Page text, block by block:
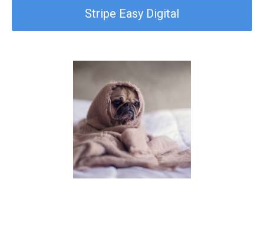
Stripe Easy Digital